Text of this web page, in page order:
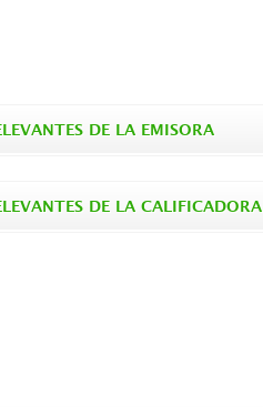
DE LA EMISORA
DE LA CALIFICADORA